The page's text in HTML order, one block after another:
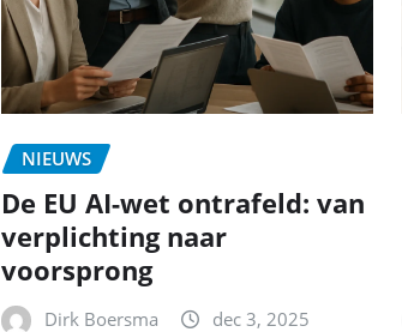
NIEUWS
De EU AI-wet ontrafeld: van
verplichting naar
voorsprong
Dirk Boersma dec 3, 2025